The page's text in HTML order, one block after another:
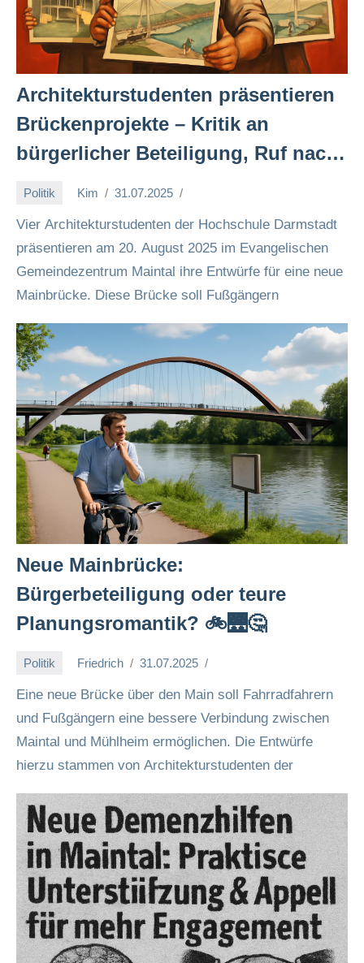
Architekturstudenten präsentieren
Brückenprojekte – Kritik an
bürgerlicher Beteiligung, Ruf nach
Politik Kim 31.07.2025
Vier Architekturstudenten der Hochschule Darmstadt
präsentieren am 20. August 2025 im Evangelischen
Gemeindezentrum Maintal ihre Entwürfe für eine neue
Mainbrücke. Diese Brücke soll Fußgängern
Neue Mainbrücke:
Bürgerbeteiligung oder teure
Planungsromantik? 🚲🌉🤔
Politik Friedrich 31.07.2025
Eine neue Brücke über den Main soll Fahrradfahrern
und Fußgängern eine bessere Verbindung zwischen
Maintal und Mühlheim ermöglichen. Die Entwürfe
hierzu stammen von Architekturstudenten der